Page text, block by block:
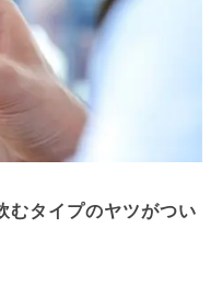
むタイプのヤツがつい